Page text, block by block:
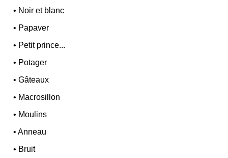
• Noir et blanc
• Papaver
• Petit prince...
• Potager
•Gâteaux
• Macrosillon
• Moulins
•Anneau
• Bruit